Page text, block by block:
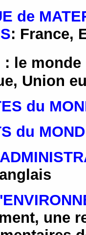
de
: France,
: le
Union
du
du
une